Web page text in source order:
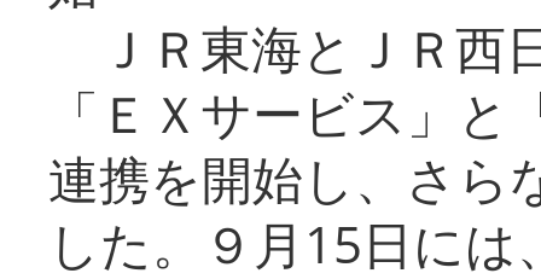
ＪＲ東海とＪＲ西
「ＥＸサービス」
連携を開始し、さら
した。９月15日に